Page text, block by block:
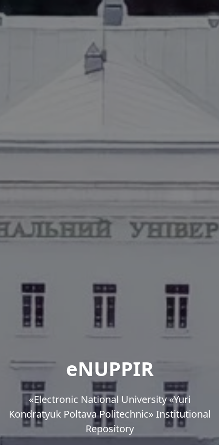
eNUPPIR
«Еlectronic National University «Yuri
Kondratyuk Poltava Politechnic» Institutional
Repository